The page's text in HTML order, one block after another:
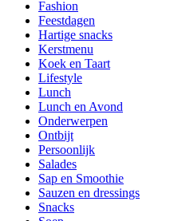
Fashion
Feestdagen
Hartige snacks
Kerstmenu
Koek en Taart
Lifestyle
Lunch
Lunch en Avond
Onderwerpen
Ontbijt
Persoonlijk
Salades
Sap en Smoothie
Sauzen en dressings
Snacks